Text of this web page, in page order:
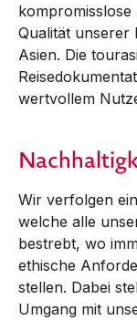
Qualität unserer
Asien. Die
wertvollem
Wir verfolgen
welche alle
bestrebt, wo
ethische
stellen. Dabei
Umgang mit